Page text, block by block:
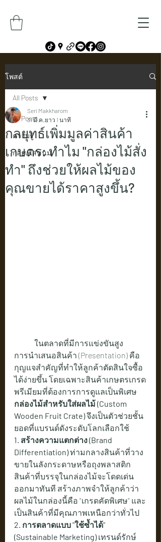
โพสต์
All Posts
ความรู้
กล่องใส่ขนม
All Posts
กลยุทธ์เพิ่มมูลค่าสินค้า
เกษตร: ทำไม "กล่องไม้สั่ง
ทำ" ถึงช่วยให้ผลไม้ของ
คุณขายได้ราคาสูงขึ้น?
Seri Makkharom
31 มี.ค. ยาว 1 นาที
การนำเสนอสินค้า (Presentation) คือ
กุญแจสำคัญที่ทำให้ลูกค้าตัดสินใจซื้อ
ได้ง่ายขึ้น โดยเฉพาะสินค้าเกษตรเกรด
พรีเมียมที่ต้องการการดูแลเป็นพิเศษ
กล่องไม้สำหรับใส่ผลไม้ (Custom
Wooden Fruit Crate) จึงเป็นตัวช่วยชั้น
ยอดที่แบรนด์ดังระดับโลกเลือกใช้
1. สร้างความแตกต่าง (Brand
Differentiation) ท่ามกลางสินค้าที่วาง
ขายในลังกระดาษหรือถุงพลาสติก
สินค้าที่บรรจุในกล่องไม้จะโดดเด่น
ออกมาทันที สร้างภาพจำให้ลูกค้าว่า
ผลไม้ในกล่องนี้คือ "เกรดคัดพิเศษ" และ
เป็นสินค้าที่มีคุณภาพเหนือกว่าทั่วไป
2. การตลาดแบบ "ใช้ซ้ำได้"
(Sustainable Marketing) เทรนด์รักษ์